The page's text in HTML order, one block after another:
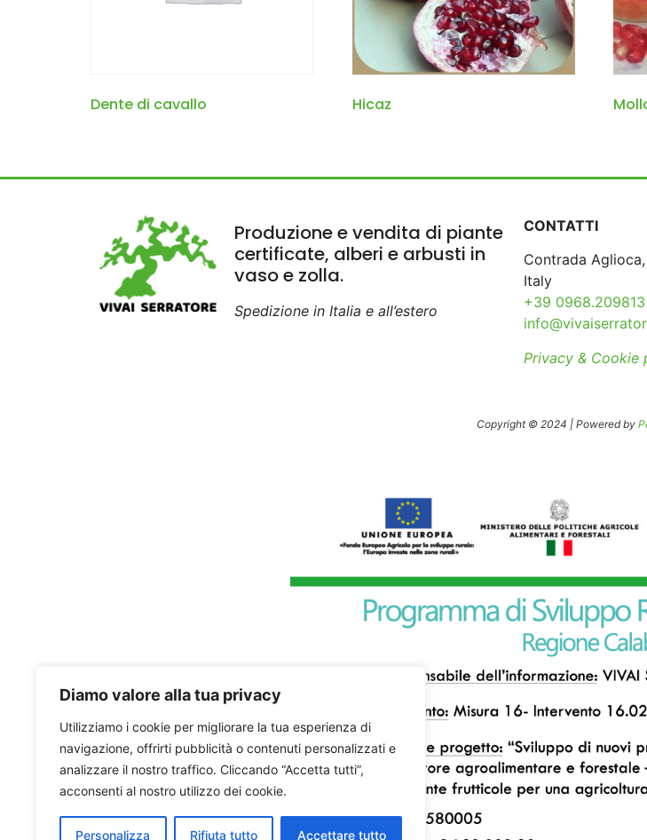
Diamo valore alla tua privacy
Utilizziamo i cookie per migliorare la tua esperienza di
navigazione, offrirti pubblicità o contenuti personalizzati e
analizzare il nostro traffico. Cliccando “Accetta tutti”,
acconsenti al nostro utilizzo dei cookie.
Personalizza Rifiuta tutto Accettare tutto
Dente di cavallo Hicaz
Produzione e vendita di piante
certificate, alberi e arbusti in
vaso e zolla.
Spedizione in Italia e all’estero
CONTATTI
Contrada
Italy
+39 0968.209813
Privacy & Cookie
Copyright © 2024 | Powered by